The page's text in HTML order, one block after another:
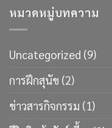
หมวดหมู่บทความ
Uncategorized (9)
การฝึกสุนัข (2)
ข่าวสารกิจกรรม (1)